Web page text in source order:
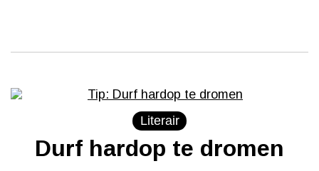
Literair
Durf hardop te dromen